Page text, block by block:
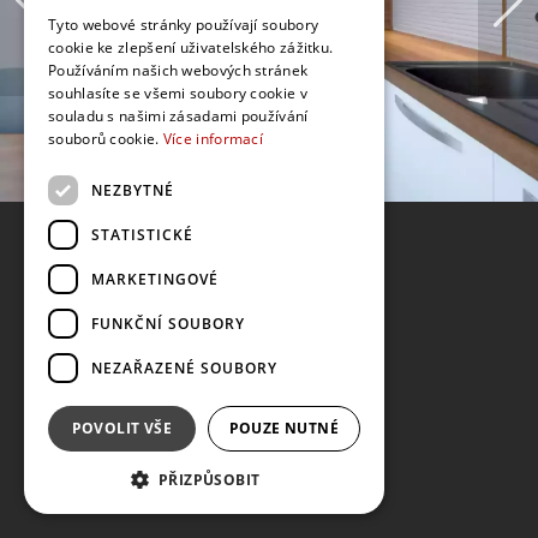
Tyto webové stránky používají soubory
cookie ke zlepšení uživatelského zážitku.
Používáním našich webových stránek
souhlasíte se všemi soubory cookie v
souladu s našimi zásadami používání
souborů cookie. Více informací
NEZBYTNÉ
STATISTICKÉ
MARKETINGOVÉ
FUNKČNÍ SOUBORY
NEZAŘAZENÉ SOUBORY
POVOLIT VŠE POUZE NUTNÉ
PŘIZPŮSOBIT